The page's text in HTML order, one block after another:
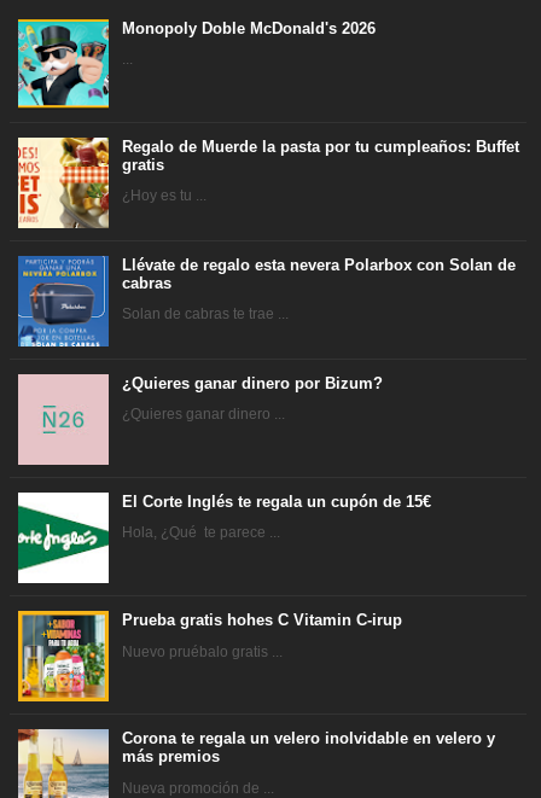
Monopoly Doble McDonald's 2026
...
Regalo de Muerde la pasta por tu cumpleaños: Buffet
gratis
¿Hoy es tu ...
Llévate de regalo esta nevera Polarbox con Solan de
cabras
Solan de cabras te trae ...
¿Quieres ganar dinero por Bizum?
¿Quieres ganar dinero ...
El Corte Inglés te regala un cupón de 15€
Hola, ¿Qué te parece ...
Prueba gratis hohes C Vitamin C-irup
Nuevo pruébalo gratis ...
Corona te regala un velero inolvidable en velero y
más premios
Nueva promoción de ...